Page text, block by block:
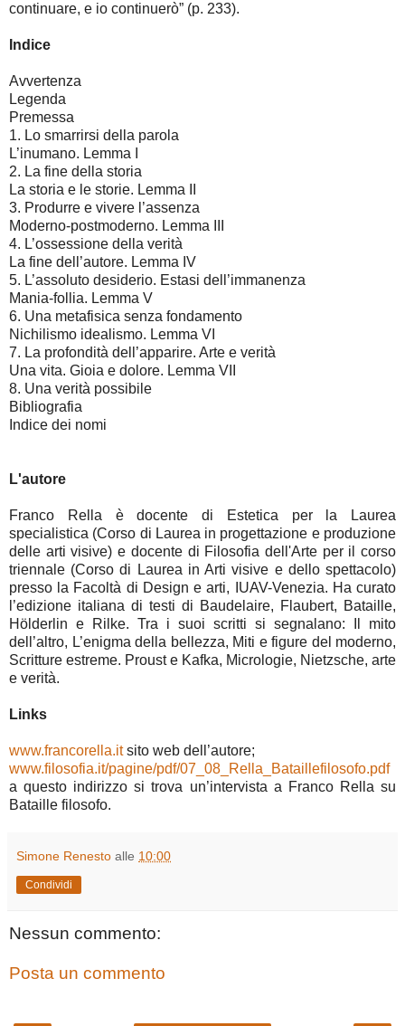
continuare, e io continuerò” (p. 233).
Indice
Avvertenza
Legenda
Premessa
1. Lo smarrirsi della parola
L’inumano. Lemma I
2. La fine della storia
La storia e le storie. Lemma II
3. Produrre e vivere l’assenza
Moderno-postmoderno. Lemma III
4. L’ossessione della verità
La fine dell’autore. Lemma IV
5. L’assoluto desiderio. Estasi dell’immanenza
Mania-follia. Lemma V
6. Una metafisica senza fondamento
Nichilismo idealismo. Lemma VI
7. La profondità dell’apparire. Arte e verità
Una vita. Gioia e dolore. Lemma VII
8. Una verità possibile
Bibliografia
Indice dei nomi
L'autore
Franco Rella è docente di Estetica per la Laurea
specialistica (Corso di Laurea in progettazione e produzione
delle arti visive) e docente di Filosofia dell'Arte per il corso
triennale (Corso di Laurea in Arti visive e dello spettacolo)
presso la Facoltà di Design e arti, IUAV-Venezia. Ha curato
l’edizione italiana di testi di Baudelaire, Flaubert, Bataille,
Hölderlin e Rilke. Tra i suoi scritti si segnalano: Il mito
dell’altro, L’enigma della bellezza, Miti e figure del moderno,
Scritture estreme. Proust e Kafka, Micrologie, Nietzsche, arte
e verità.
Links
www.francorella.itsito web dell’autore;
www.filosofia.it/pagine/pdf/07_08_Rella_Bataillefilosofo.pdf
a questo indirizzo si trova un’intervista a Franco Rella su
Bataille filosofo.
Simone Renesto alle 10:00
Condividi
Nessun commento:
Posta un commento